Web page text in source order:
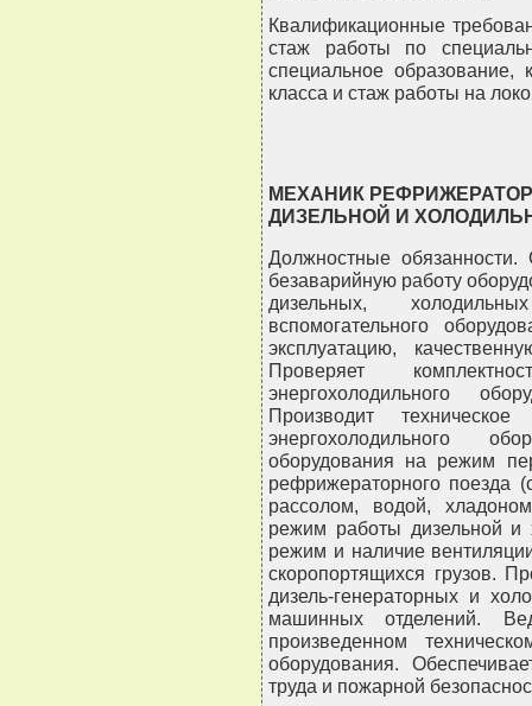
Квалификационные
стаж работы по
специальное
класса и стаж работы на
МЕХАНИК
ДИЗЕЛЬНОЙ И
Должностные обязанности.
безаварийную работу
дизельных,
вспомогательного
эксплуатацию,
Проверяет
энергохолодильного
Производит
энергохолодильного
оборудования на режим
рефрижераторного поезда
рассолом, водой,
режим работы дизельной и
режим и наличие
скоропортящихся грузов.
дизель-генераторных и
машинных отделений.
произведенном
оборудования.
труда и пожарной